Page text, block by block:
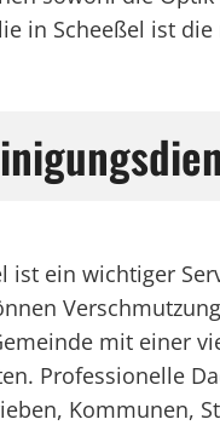
in Scheeßel ist
ist ein wichtiger
mit einer
Professionelle
Kommunen,